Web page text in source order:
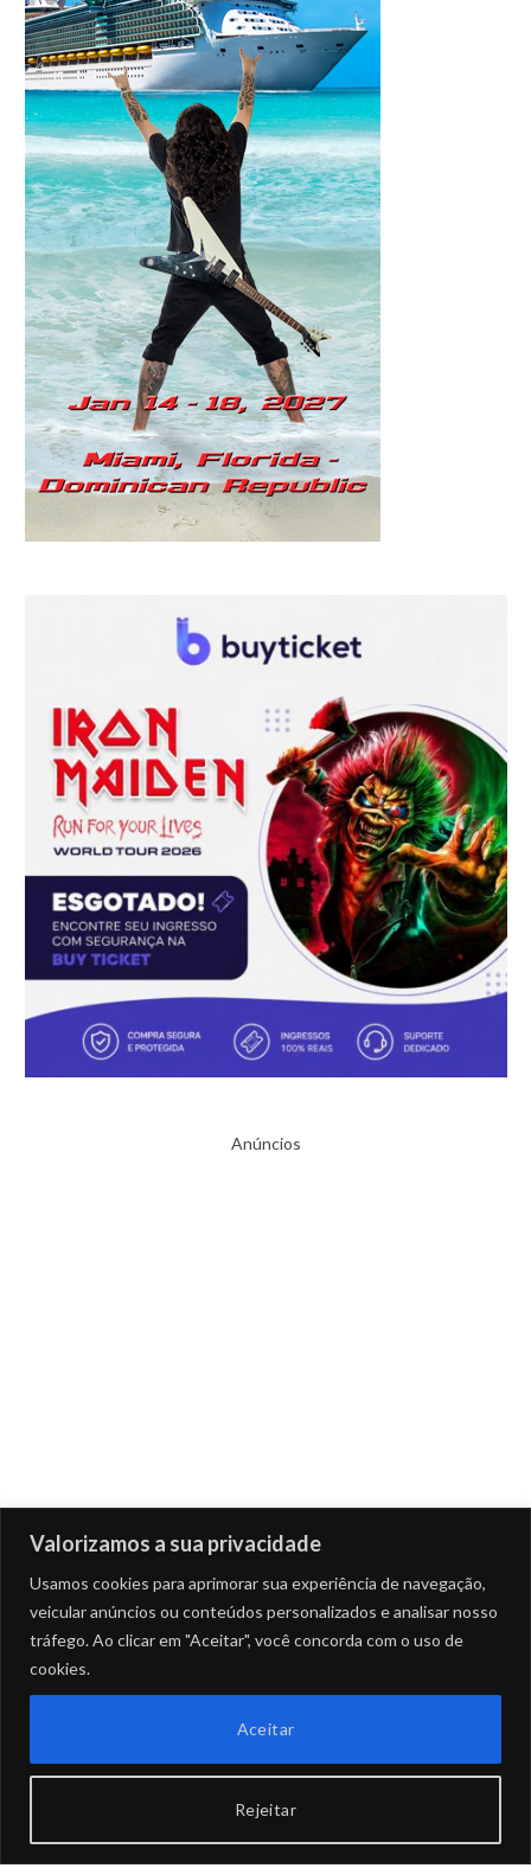
Valorizamos a sua privacidade
Usamos cookies para aprimorar sua experiência de navegação,
veicular anúncios ou conteúdos personalizados e analisar nosso
tráfego. Ao clicar em "Aceitar", você concorda com o uso de
cookies.
Rejeitar
Aceitar
Anúncios
InstagramFacebook
X